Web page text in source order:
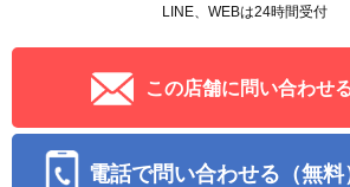
LINE、WEBは24時間受付
この店舗に問い合わせ
電話で問い合わせる（無料